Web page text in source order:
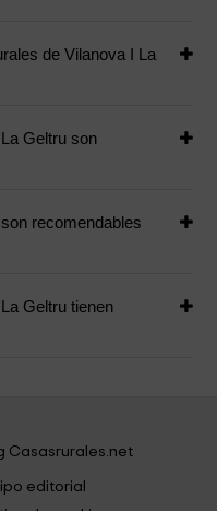
de Vilanova I La
Geltru son
recomendables
Geltru tienen
Casasrurales.net
editorial